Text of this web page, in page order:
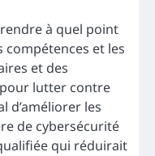
à quel point
compétences et les
et des
lutter contre
d’améliorer les
de cybersécurité
qui réduirait